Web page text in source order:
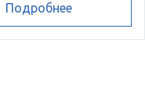
Подробнее